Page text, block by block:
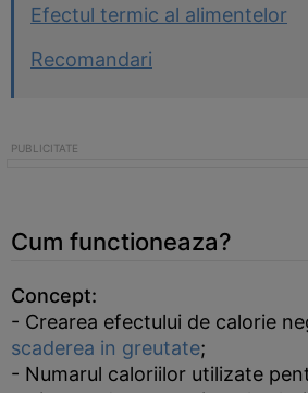
Efectul termic al alimentelor
Recomandari
Cum functioneaza?
Concept:
- Crearea efectului de calorie
scaderea in greutate;
- Numarul caloriilor utilizate